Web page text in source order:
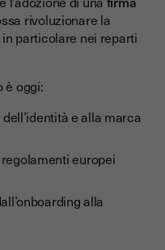
rivoluzionare la
particolare nei reparti
è oggi:
e alla marca
europei
alla